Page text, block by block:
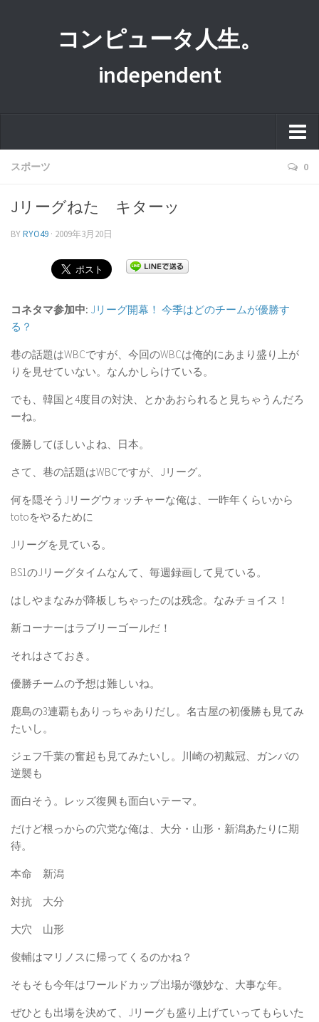
コンピュータ人生。
independent
ホーム
プライバシーポリシー
運営者情報
スポーツ 0
Jリーグねた キターッ
BYRYO49 · 2009年3月20日
コネタマ参加中: Jリーグ開幕！ 今季はどのチームが優勝す
る？
巷の話題はWBCですが、今回のWBCは俺的にあまり盛り上が
りを見せていない。なんかしらけている。
でも、韓国と4度目の対決、とかあおられると見ちゃうんだろ
ーね。
優勝してほしいよね、日本。
さて、巷の話題はWBCですが、Jリーグ。
何を隠そうJリーグウォッチャーな俺は、一昨年くらいから
totoをやるために
Jリーグを見ている。
BS1のJリーグタイムなんて、毎週録画して見ている。
はしやまなみが降板しちゃったのは残念。なみチョイス！
新コーナーはラブリーゴールだ！
それはさておき。
優勝チームの予想は難しいね。
鹿島の3連覇もありっちゃありだし。名古屋の初優勝も見てみ
たいし。
ジェフ千葉の奮起も見てみたいし。川崎の初戴冠、ガンバの
逆襲も
面白そう。レッズ復興も面白いテーマ。
だけど根っからの穴党な俺は、大分・山形・新潟あたりに期
待。
本命 新潟
対抗 大分
大穴 山形
俊輔はマリノスに帰ってくるのかね？
そもそも今年はワールドカップ出場が微妙な、大事な年。
ぜひとも出場を決めて、Jリーグも盛り上げていってもらいた